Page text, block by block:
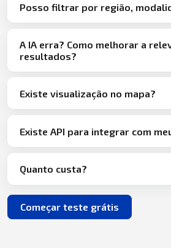
Posso filtrar por região,
A IA erra? Como melhorar a
resultados?
Existe visualização no mapa?
Existe API para integrar com
Quanto custa?
Começar teste grátis